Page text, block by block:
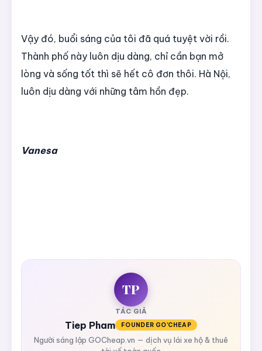
Vậy đó, buổi sáng của tôi đã quá tuyệt vời rồi.
Thành phố này luôn dịu dàng, chỉ cần bạn mở
lòng và sống tốt thì sẽ hết cô đơn thôi. Hà Nội,
luôn dịu dàng với những tâm hồn đẹp.
Vanesa
TP
TÁC GIẢ
Tiep Pham FOUNDER GO'CHEAP
Người sáng lập GOCheap.vn — dịch vụ lái xe hộ & thuê